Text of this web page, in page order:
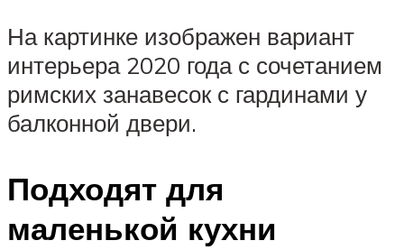
На картинке изображен вариант
интерьера 2020 года с сочетанием
римских занавесок с гардинами у
балконной двери.
Подходят для
маленькой кухни